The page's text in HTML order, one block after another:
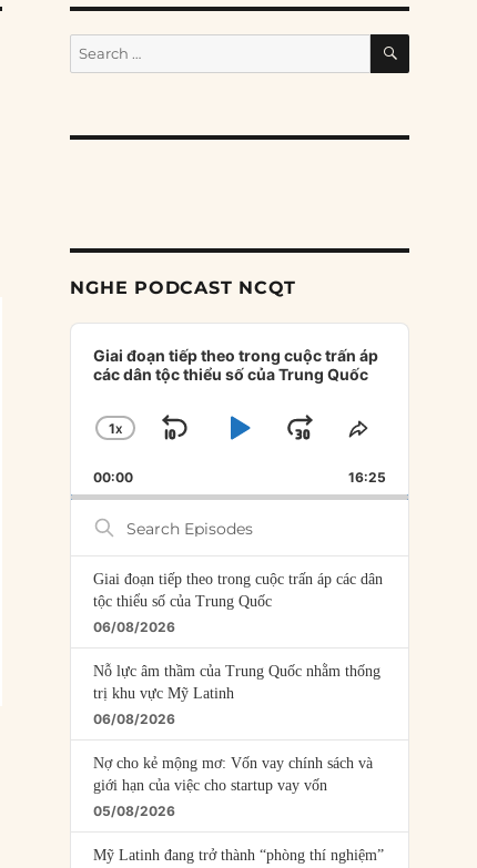
Search
for:
SEARCH
NGHE PODCAST NCQT
Audio
Player
Giai đoạn tiếp theo trong cuộc trấn áp
các dân tộc thiểu số của Trung Quốc
CHANGE
RATE
1X
SKIP
BACKWARD
PLAYJUMP
FORWARD
SHARE
EPISODE
00:00 16:25
Search
Episodes
Giai đoạn tiếp theo trong cuộc trấn áp các dân
tộc thiểu số của Trung Quốc
06/08/2026
Nỗ lực âm thầm của Trung Quốc nhằm thống
trị khu vực Mỹ Latinh
06/08/2026
Nợ cho kẻ mộng mơ: Vốn vay chính sách và
giới hạn của việc cho startup vay vốn
05/08/2026
Mỹ Latinh đang trở thành “phòng thí nghiệm”